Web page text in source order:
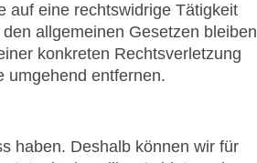
auf eine rechtswidrige Tätigkeit
allgemeinen Gesetzen bleiben
konkreten Rechtsverletzung
umgehend entfernen.
haben. Deshalb können wir für